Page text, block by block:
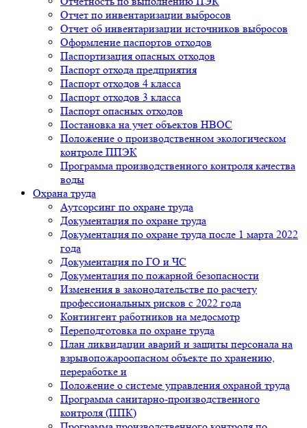
Отчет по инвентаризации выбросов
Отчет об инвентаризации источников выбросов
Оформление паспортов отходов
Паспортизация опасных отходов
Паспорт отхода предприятия
Паспорт отходов 4 класса
Паспорт отходов 3 класса
Паспорт опасных отходов
Постановка на учет объектов НВОС
Положение о производственном экологическом
контроле ППЭК
Программа производственного контроля качества
воды
Охрана труда
Аутсорсинг по охране труда
Документация по охране труда
Документация по охране труда после 1 марта 2022
года
Документация по ГО и ЧС
Документация по пожарной безопасности
Изменения в законодательстве по расчету
профессиональных рисков с 2022 года
Контингент работников на медосмотр
Переподготовка по охране труда
План ликвидации аварий и защиты персонала на
взрывопожароопасном объекте по хранению,
переработке и
Положение о системе управления охраной труда
Программа санитарно-производственного
контроля (ППК)